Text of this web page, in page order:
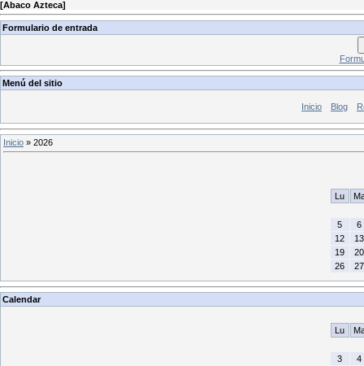
[Abaco Azteca]
Formulario de entrada
Menú del sitio
Inicio Blog
Inicio » 2026
Lu
5
6
12
13
19
20
26
27
Calendar
Lu
3
4